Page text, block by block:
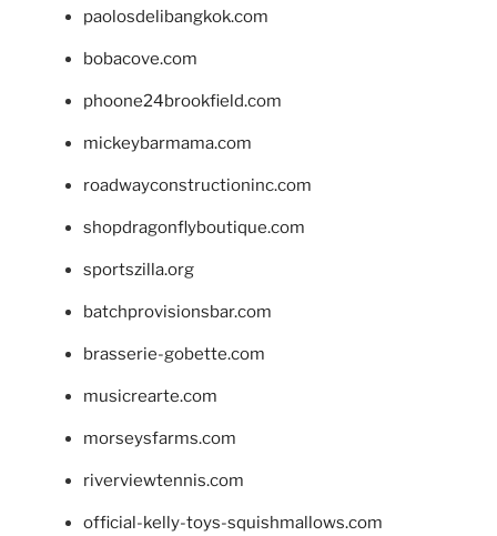
paolosdelibangkok.com
bobacove.com
phoone24brookfield.com
mickeybarmama.com
roadwayconstructioninc.com
shopdragonflyboutique.com
sportszilla.org
batchprovisionsbar.com
brasserie-gobette.com
musicrearte.com
morseysfarms.com
riverviewtennis.com
official-kelly-toys-squishmallows.com